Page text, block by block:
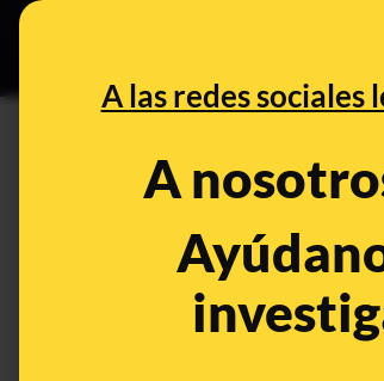
A las redes sociales
A
Cuidado con este
han decidido “no
magrebíes o
Mar 29, 2023, 10:43:00 AM